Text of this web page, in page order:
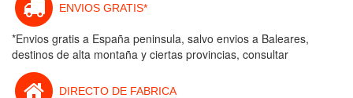
ENVIOS GRATIS*
*Envios gratis a España peninsula, salvo envios a Baleares,
destinos de alta montaña y ciertas provincias, consultar
DIRECTO DE FABRICA